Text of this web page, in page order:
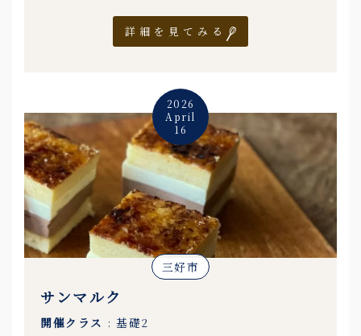
詳細を見てみる
2026
April
16
三好市
サンマルク
開催クラス : 基礎2